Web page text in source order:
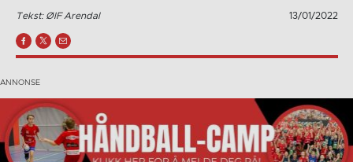
Tekst: ØIF Arendal 13/01/2022